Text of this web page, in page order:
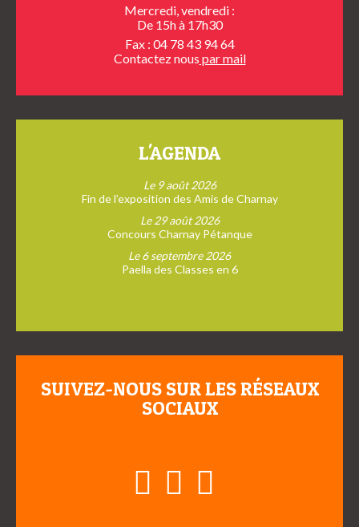
Mercredi, vendredi :
De 15h à 17h30
Fax : 04 78 43 94 64
Contactez nous par mail
L'AGENDA
Le 9 août 2026
Fin de l’exposition des Amis de Charnay
Le 29 août 2026
Concours Charnay Pétanque
Le 6 septembre 2026
Paella des Classes en 6
SUIVEZ-NOUS SUR LES RÉSEAUX
SOCIAUX